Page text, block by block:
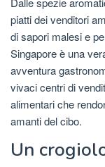
piatti dei venditori
di sapori malesi e
Singapore è una
avventura
vivaci centri di
alimentari che
amanti del cibo.
Un